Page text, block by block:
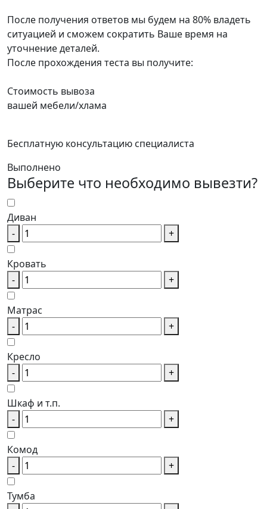
После получения ответов мы будем на 80% владеть
ситуацией и сможем сократить Ваше время на
уточнение деталей.
После прохождения теста вы получите:
Cтоимость вывоза
вашей мебели/хлама
Бесплатную консультацию специалиста
Выполнено
Выберите что необходимо вывезти?
Диван
-
+
Кровать
-
+
Матрас
-
+
Кресло
-
+
Шкаф и т.п.
-
+
Комод
-
+
Тумба